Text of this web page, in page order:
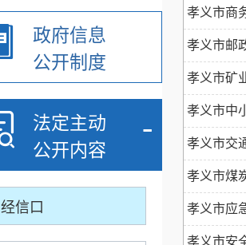
政府信息
公开制度
法定主动
公开内容
-
宣传口
教育口
卫计口
经信口
孝义市商
孝义市邮
孝义市矿
孝义市中
孝义市交
孝义市煤
孝义市应
孝义市安